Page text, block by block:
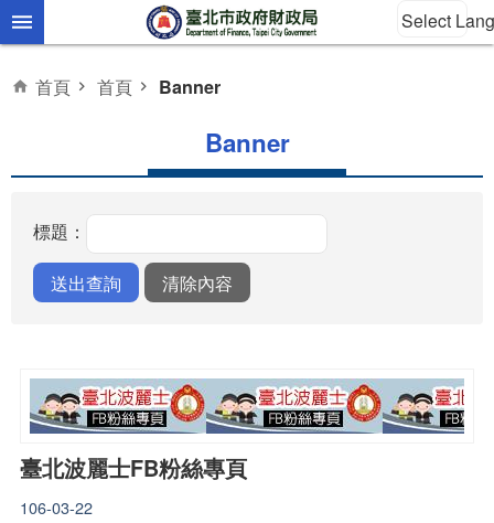
跳到主要內容區塊 Select
首頁 首頁 Banner
Banner
標題：
臺北波麗士FB粉絲專頁
106-03-22